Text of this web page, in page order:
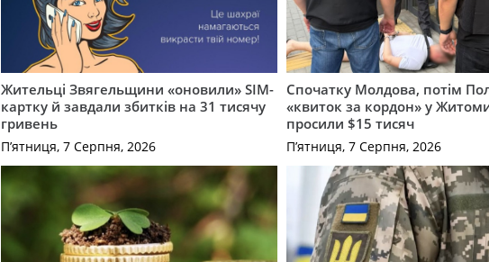
Жительці Звягельщини «оновили» SIM-
картку й завдали збитків на 31 тисячу
гривень
П’ятниця, 7 Серпня, 2026
Спочатку Молдова, потім
«квиток за кордон» у
просили $15 тисяч
П’ятниця, 7 Серпня, 2026